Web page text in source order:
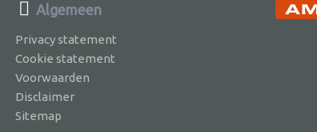
Algemeen
Privacy statement
Cookie statement
Voorwaarden
Disclaimer
Sitemap